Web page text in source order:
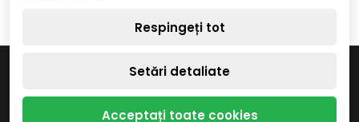
MAGAZINUL NOSTRU
Respingeți tot
Setări detaliate
Acceptați toate cookies